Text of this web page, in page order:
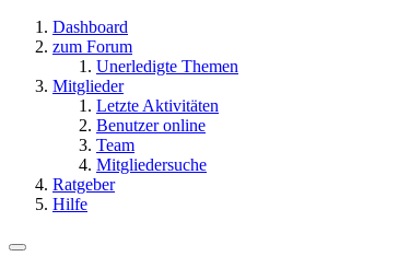
Dashboard
zum Forum
Unerledigte Themen
Mitglieder
Letzte Aktivitäten
Benutzer online
Team
Mitgliedersuche
Ratgeber
Hilfe